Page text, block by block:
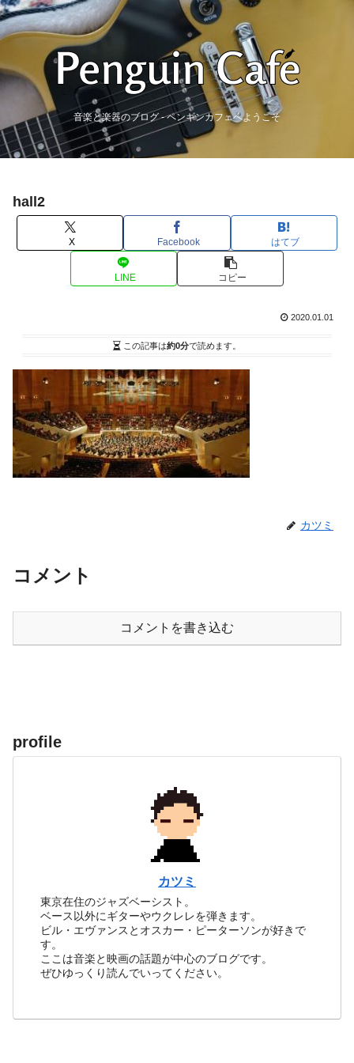
音楽と楽器のブログ - ペンギンカフェへようこそ
hall2
X Facebook はてブ
LINE コピー
2020.01.01
この記事は約0分で読めます。
カツミ
コメント
コメントを書き込む
profile
カツミ
東京在住のジャズベーシスト。
ベース以外にギターやウクレレを弾きます。
ビル・エヴァンスとオスカー・ピーターソンが好きで
す。
ここは音楽と映画の話題が中心のブログです。
ぜひゆっくり読んでいってください。